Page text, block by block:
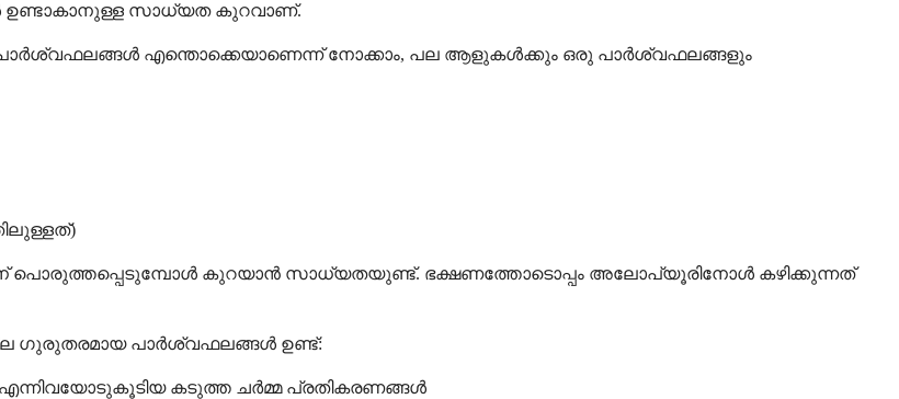
ഉണ്ടാകാനുള്ള സാധ്യത കുറവാണ്.
എന്തൊക്കെയാണെന്ന് നോക്കാം, പല ആളുകൾക്കും ഒരു പാർശ്വഫലങ്ങളും
പൊരുത്തപ്പെടുമ്പോൾ കുറയാൻ സാധ്യതയുണ്ട്. ഭക്ഷണത്തോടൊപ്പം അലോപ്യൂരിനോൾ കഴിക്കുന്നത്
ഗുരുതരമായ പാർശ്വഫലങ്ങൾ ഉണ്ട്:
കടുത്ത ചർമ്മ പ്രതികരണങ്ങൾ